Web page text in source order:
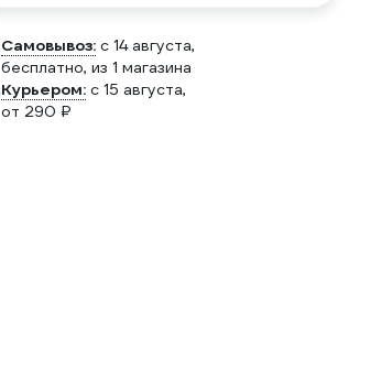
Самовывоз: c 14 августа,
бесплатно, из 1 магазина
Курьером: c 15 августа,
от 290 ₽